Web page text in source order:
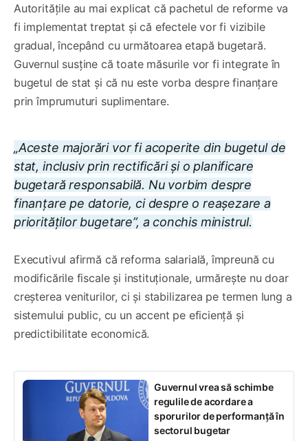
Autoritățile au mai explicat că pachetul de reforme va
fi implementat treptat și că efectele vor fi vizibile
gradual, începând cu următoarea etapă bugetară.
Guvernul susține că toate măsurile vor fi integrate în
bugetul de stat și că nu este vorba despre finanțare
prin împrumuturi suplimentare.
„Aceste majorări vor fi acoperite din bugetul de
stat, inclusiv prin rectificări și o planificare
bugetară responsabilă. Nu vorbim despre
finanțare pe datorie, ci despre o reașezare a
priorităților bugetare”, a conchis ministrul.
Executivul afirmă că reforma salarială, împreună cu
modificările fiscale și instituționale, urmărește nu doar
creșterea veniturilor, ci și stabilizarea pe termen lung a
sistemului public, cu un accent pe eficiență și
predictibilitate economică.
Guvernul vrea să schimbe
regulile de acordare a
sporurilor de performanță în
sectorul bugetar